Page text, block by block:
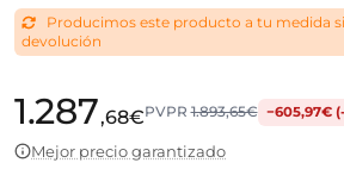
Producimos este producto a tu medida
devolución
1.287,68€PVPR1.893,65€ −605,97€
Mejor precio garantizado